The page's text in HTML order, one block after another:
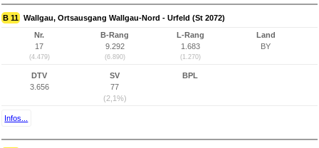
B 11 Wallgau, Ortsausgang Wallgau-Nord - Urfeld (St 2072)
Nr.
17
(4.479)
B-Rang
9.292
(6.890)
L-Rang
1.683
(1.270)
Land
BY
DTV
3.656
SV
77
(2,1%)
BPL
Infos...